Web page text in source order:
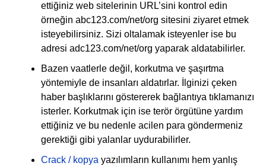
ettiğiniz web sitelerinin URL’sini kontrol edin
örneğin abc123.com/net/org sitesini ziyaret etmek
isteyebilirsiniz. Sizi oltalamak isteyenler ise bu
adresi adc123.com/net/org yaparak aldatabilirler.
Bazen vaatlerle değil, korkutma ve şaşırtma
yöntemiyle de insanları aldatırlar. İlginizi çeken
haber başlıklarını göstererek bağlantıya tıklamanızı
isterler. Korkutmak için ise terör örgütüne yardım
ettiğiniz ve bu nedenle acilen para göndermeniz
gerektiği gibi yalanlar uydurabilirler.
Crack / kopya yazılımların kullanımı hem yanlış